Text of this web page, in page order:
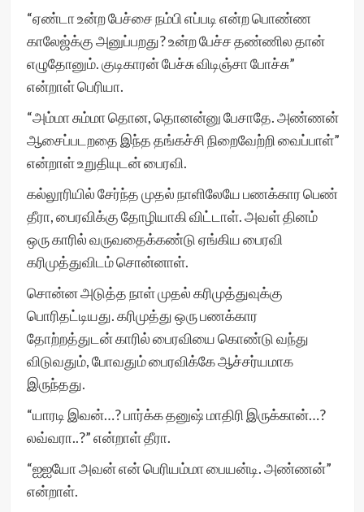
“ஏண்டா உன்ற பேச்சை நம்பி எப்படி என்ற பொண்ண
காலேஜ்க்கு அனுப்பறது? உன்ற பேச்ச தண்ணில தான்
எழுதோனும். குடிகாரன் பேச்சு விடிஞ்சா போச்சு”
என்றாள் பெரியா.
“அம்மா சும்மா தொன, தொனன்னு பேசாதே. அண்ணன்
ஆசைப்படறதை இந்த தங்கச்சி நிறைவேற்றி வைப்பாள்”
என்றாள் உறுதியுடன் பைரவி.
கல்லூரியில் சேர்ந்த முதல் நாளிலேயே பணக்கார பெண்
தீரா, பைரவிக்கு தோழியாகி விட்டாள். அவள் தினம்
ஒரு காரில் வருவதைக்கண்டு ஏங்கிய பைரவி
கரிமுத்துவிடம் சொன்னாள்.
சொன்ன அடுத்த நாள் முதல் கரிமுத்துவுக்கு
பொரிதட்டியது. கரிமுத்து ஒரு பணக்கார
தோற்றத்துடன் காரில் பைரவியை கொண்டு வந்து
விடுவதும், போவதும் பைரவிக்கே ஆச்சர்யமாக
இருந்தது.
“யாரடி இவன்…? பார்க்க தனுஷ் மாதிரி இருக்கான்…?
லவ்வரா..?” என்றாள் தீரா.
“ஐஐயோ அவன் என் பெரியம்மா பையன்டி. அண்ணன்”
என்றாள்.